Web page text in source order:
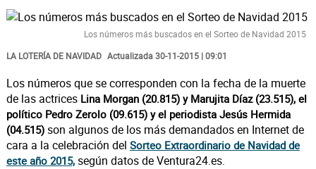
Los números más buscados en el Sorteo de Navidad 2015
LA LOTERÍA DE NAVIDAD Actualizada 30-11-2015 | 09:01
Los números que se corresponden con la fecha de la muerte
de las actrices Lina Morgan (20.815) y Marujita Díaz (23.515), el
político Pedro Zerolo (09.615) y el periodista Jesús Hermida
(04.515) son algunos de los más demandados en Internet de
cara a la celebración del Sorteo Extraordinario de Navidad de
este año 2015,según datos de Ventura24.es.